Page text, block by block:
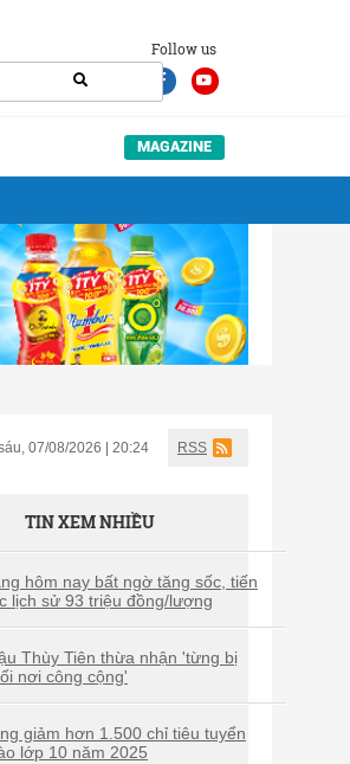
Follow us
MAGAZINE
07/08/2026 | 20:24 RSS
TIN XEM NHIỀU
hôm nay bất ngờ tăng sốc, tiến
lịch sử 93 triệu đồng/lượng
Thùy Tiên thừa nhận 'từng bị
nơi công cộng'
giảm hơn 1.500 chỉ tiêu tuyển
lớp 10 năm 2025